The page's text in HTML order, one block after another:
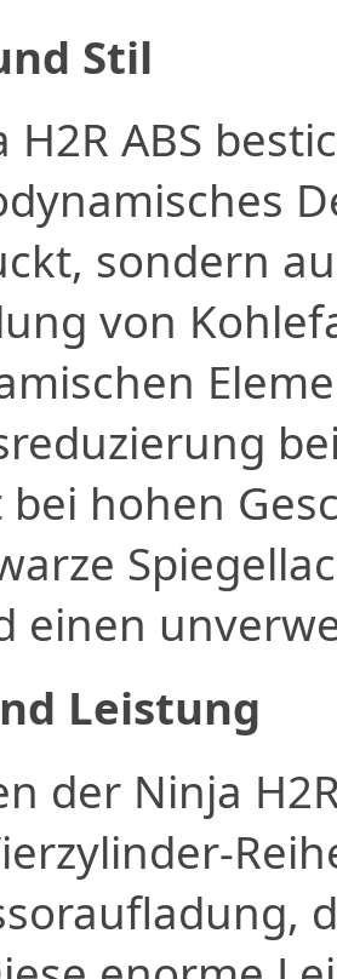
Stil
H2R ABS
sondern
von
hohen
einen
Leistung
der Ninja